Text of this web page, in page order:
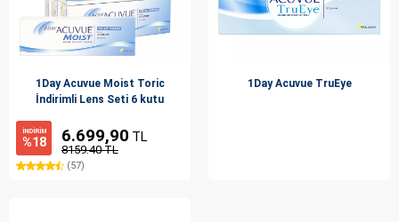
1Day Acuvue Moist Toric
İndirimli Lens Seti 6 kutu
İNDİRİM
%18 6.699,90 TL
8159.40 TL
(57)
1Day Acuvue TruEye